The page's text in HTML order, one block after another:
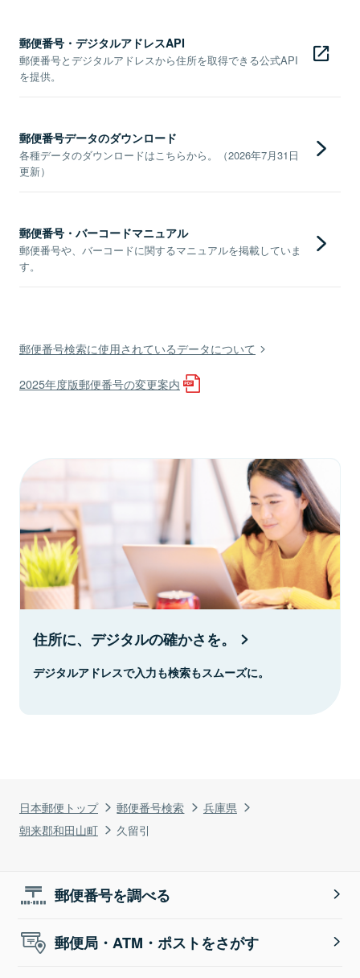
日本郵便トップ 郵便番号検索
兵庫県
朝来郡和田山町
久留引
郵便番号・デジタルアドレスAPI
郵便番号とデジタルアドレスから住所を取得できる公式API
を提供。
郵便番号データのダウンロード
各種データのダウンロードはこちらから。（2026年7月31日
更新）
郵便番号・バーコードマニュアル
郵便番号や、バーコードに関するマニュアルを掲載していま
す。
郵便番号検索に使用されているデータについて
2025年度版郵便番号の変更案内
住所に、デジタルの確かさを。
デジタルアドレスで入力も検索もスムーズに。
郵便番号を調べる
郵便局・ATM・ポストをさがす